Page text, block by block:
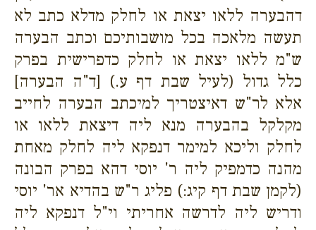
דהבערה ללאו יצאת או לחלק מדלא כתב לא
תעשה מלאכה בכל מושבותיכם וכתב הבערה
ש"מ ללאו יצאת או לחלק כדפרישית בפרק
כלל גדול (לעיל שבת דף ע.) [ד"ה הבערה]
אלא לר"ש דאיצטריך למיכתב הבערה לחייב
מקלקל בהבערה מנא ליה דיצאת ללאו או
לחלק וליכא למימר דנפקא ליה לחלק מאחת
מהנה כדמפיק ליה ר' יוסי דהא בפרק הבונה
(לקמן שבת דף קיג:) פליג ר"ש בהדיא אר' יוסי
ודריש ליה לדרשה אחריתי וי"ל דנפקא ליה